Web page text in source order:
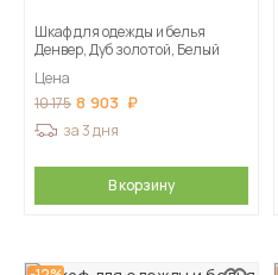
Шкаф для одежды и белья
Денвер, Дуб золотой, Белый
Цена
10 175 8 903
за 3 дня
В корзину